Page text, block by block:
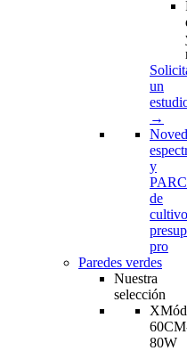
un
→
y
PAR
de
cultivo
pro
Paredes verdes
Nuestra
selección
80W